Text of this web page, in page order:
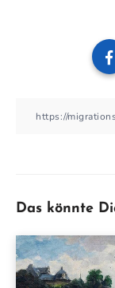
Das könnte